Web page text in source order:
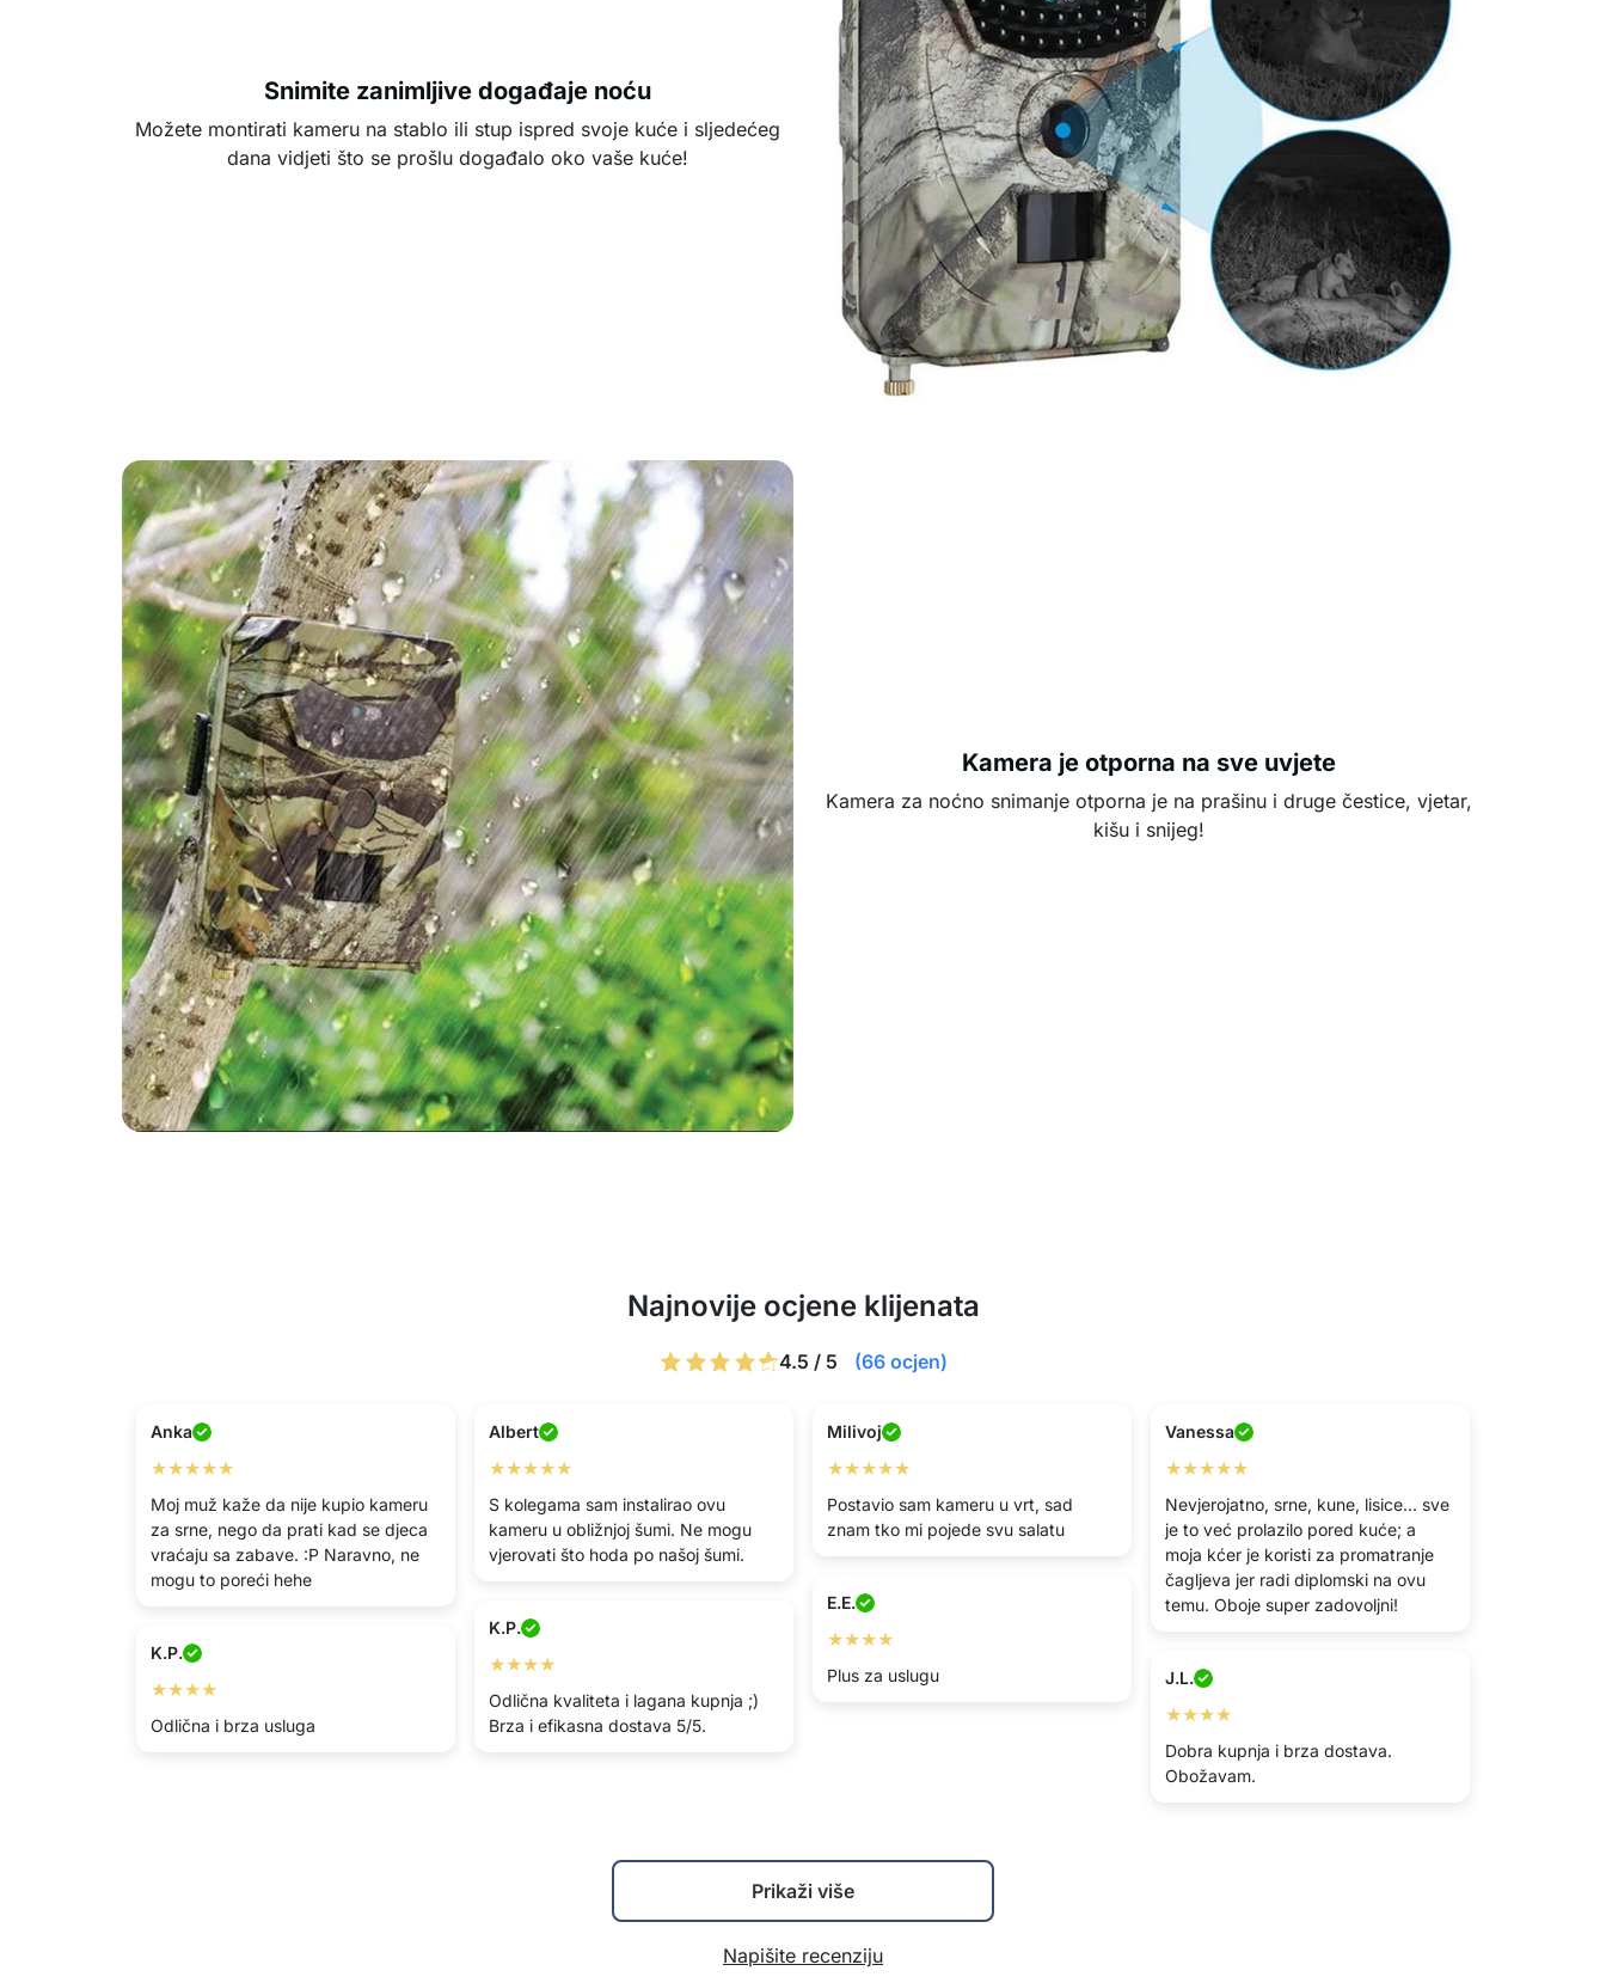
Snimite zanimljive događaje noću
Možete montirati kameru na stablo ili stup ispred svoje kuće i sljedećeg
dana vidjeti što se prošlu događalo oko vaše kuće!
Kamera je otporna na sve uvjete
Kamera za noćno snimanje otporna je na prašinu i druge čestice, vjetar,
kišu i snijeg!
Najnovije ocjene klijenata
4.5 / 5 (66 ocjen)
Anka
★★★★★
Moj muž kaže da nije kupio kameru
za srne, nego da prati kad se djeca
vraćaju sa zabave. :P Naravno, ne
mogu to poreći hehe
Albert
★★★★★
S kolegama sam instalirao ovu
kameru u obližnjoj šumi. Ne mogu
vjerovati što hoda po našoj šumi.
Milivoj
★★★★★
Postavio sam kameru u vrt, sad
znam tko mi pojede svu salatu
Vanessa
★★★★★
Nevjerojatno, srne, kune, lisice... sve
je to već prolazilo pored kuće; a
moja kćer je koristi za promatranje
čagljeva jer radi diplomski na ovu
temu. Oboje super zadovoljni!
E.E.
★★★★
Plus za uslugu
K.P.
★★★★
Odlična kvaliteta i lagana kupnja ;)
Brza i efikasna dostava 5/5.
K.P.
★★★★
Odlična i brza usluga
J.L.
★★★★
Dobra kupnja i brza dostava.
Obožavam.
Prikaži više
Napišite recenziju